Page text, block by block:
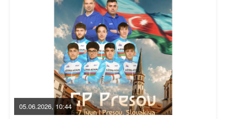
05.06.2026, 10:44